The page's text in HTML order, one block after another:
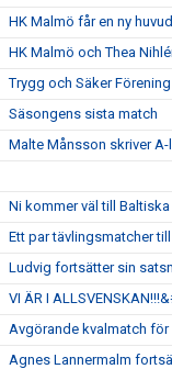
HK Malmö får en ny
HK Malmö och Thea
Trygg och Säker Förening
Säsongens sista match
Malte Månsson skriver
Ni kommer väl till
Ett par tävlingsmatcher
Ludvig fortsätter sin
VI ÄR I
Avgörande kvalmatch för
Agnes Lannermalm